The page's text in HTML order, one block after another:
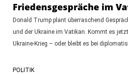
Friedensgespräche im
Donald Trump plant überraschend
und der Ukraine im Vatikan. Kommt es
Ukraine-Krieg – oder bleibt es bei
POLITIK